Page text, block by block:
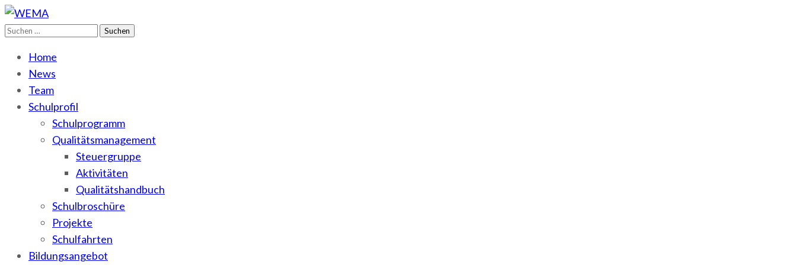
WEMA
BbS I des Salzlandkreises
Suchen
Home
News
Team
Schulprofil
Schulprogramm
Qualitätsmanagement
Steuergruppe
Aktivitäten
Qualitätshandbuch
Schulbroschüre
Projekte
Schulfahrten
Bildungsangebot